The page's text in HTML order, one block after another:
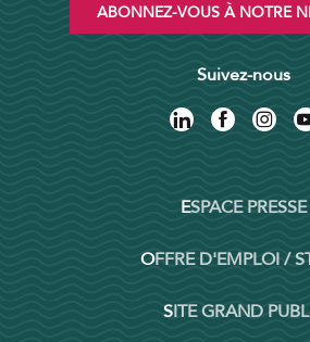
ABONNEZ-VOUS À NOTRE
Suivez-nous
ESPACE PRESSE
OFFRE D'EMPLOI /
SITE GRAND